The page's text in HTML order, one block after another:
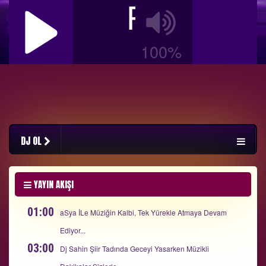
100%
DJ OL
YAYIN AKIŞI
01:00
aSya İLe Müziğin Kalbi, Tek Yürekle Atmaya Devam
Ediyor...
03:00
Dj Sahin Şiir Tadında Geceyi Yasarken Müzikli